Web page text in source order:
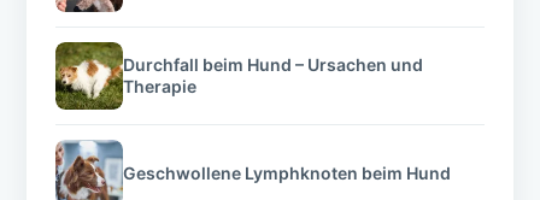
Durchfall beim Hund – Ursachen und
Therapie
Geschwollene Lymphknoten beim Hund